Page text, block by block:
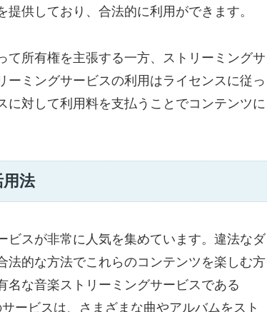
供しており、合法的に利用ができます。
所有権を主張する一方、ストリーミングサ
ミングサービスの利用はライセンスに従っ
対して利用料を支払うことでコンテンツに
法
スが非常に人気を集めています。違法なダ
法的な方法でこれらのコンテンツを楽しむ方
な音楽ストリーミングサービスである
ービスは、さまざまな曲やアルバムをスト